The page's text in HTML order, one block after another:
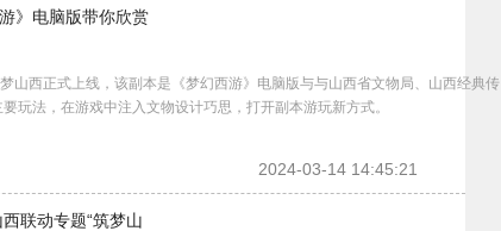
》电脑版带你欣赏
西正式上线，该副本是《梦幻西游》电脑版与与山西省文物局、山西经典传
玩法，在游戏中注入文物设计巧思，打开副本游玩新方式。
2024-03-14 14:45:21
联动专题“筑梦山